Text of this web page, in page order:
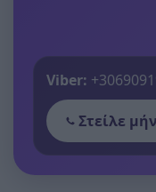
Viber:
Στείλε